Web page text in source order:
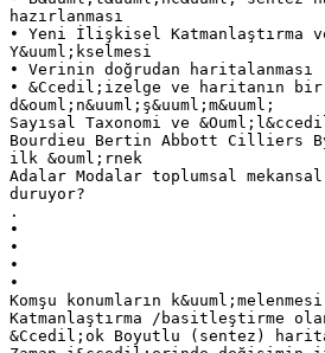
hazırlanması
• Yeni İlişkisel Katmanlaştırma
Y&uuml;kselmesi
• Verinin doğrudan haritalanması
• &Ccedil;izelge ve haritanın
d&ouml;n&uuml;ş&uuml;m&uuml;
Sayısal Taxonomi ve
Bourdieu Bertin Abbott Cilliers
ilk &ouml;rnek
Adalar Modalar toplumsal
duruyor?
.
•
•
•
•
Komşu konumların k&uuml;melenmesi
Katmanlaştırma /basitleştirme
&Ccedil;ok Boyutlu (sentez)